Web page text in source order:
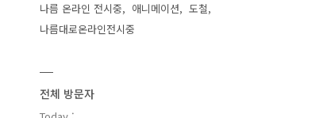
나름 온라인 전시중
애니메이션
도철
나름대로온라인전시중
전체 방문자